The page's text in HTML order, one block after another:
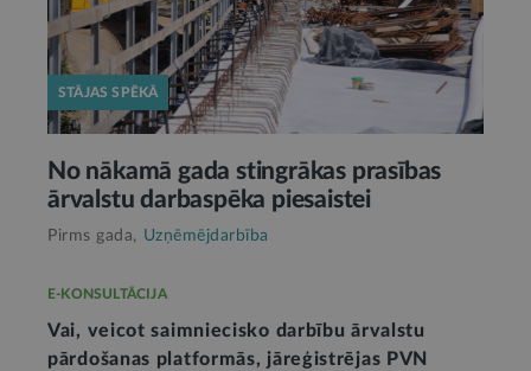
STĀJAS SPĒKĀ
No nākamā gada stingrākas prasības
ārvalstu darbaspēka piesaistei
Pirms gada, Uzņēmējdarbība
E-KONSULTĀCIJA
Vai, veicot saimniecisko darbību ārvalstu
pārdošanas platformās, jāreģistrējas PVN